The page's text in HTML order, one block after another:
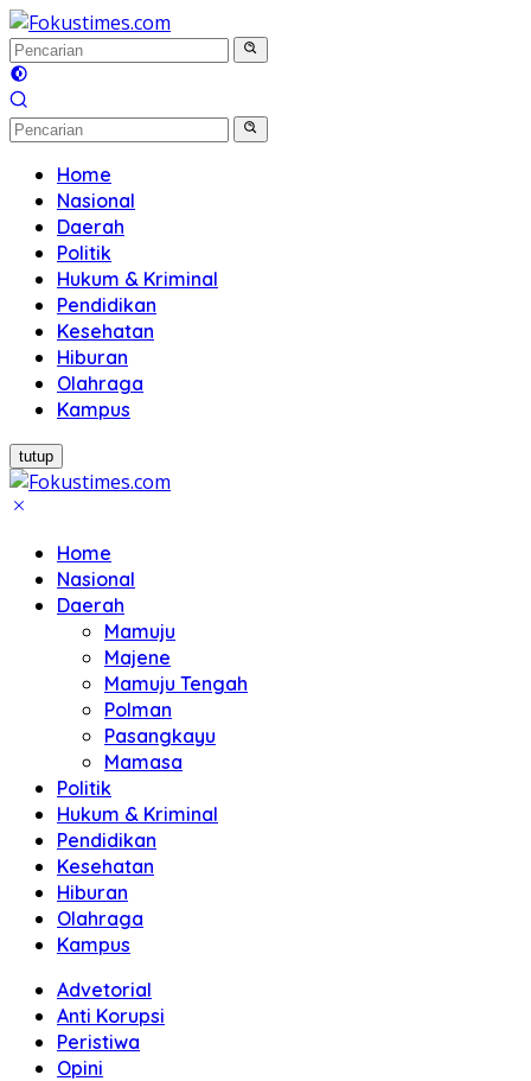
Langsung
ke
konten
Home
Nasional
Daerah
Politik
Hukum & Kriminal
Pendidikan
Kesehatan
Hiburan
Olahraga
Kampus
tutup
Home
Nasional
Daerah
Mamuju
Majene
Mamuju Tengah
Polman
Pasangkayu
Mamasa
Politik
Hukum & Kriminal
Pendidikan
Kesehatan
Hiburan
Olahraga
Kampus
Advetorial
Anti Korupsi
Peristiwa
Opini